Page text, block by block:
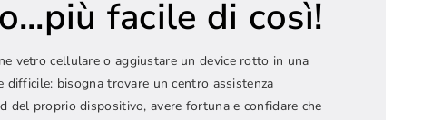
facile di così!
vetro cellulare o aggiustare un device rotto in una
difficile: bisogna trovare un centro assistenza
del proprio dispositivo, avere fortuna e confidare che